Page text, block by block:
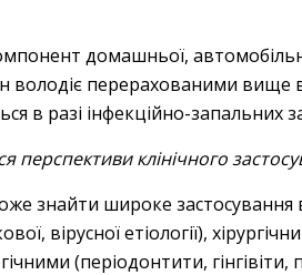
домашньої,
перерахованими вище
в разі інфекційно-запальних
перспективи клінічного
широке застосування в
вірусної етіології),
(періодонтити,